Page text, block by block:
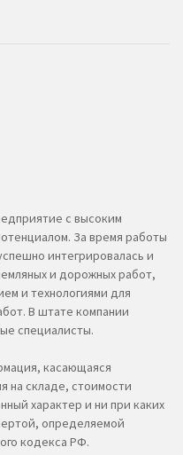
с высоким
За время работы
интегрировалась и
и дорожных работ,
и технологиями для
В штате компании
специалисты.
касающаяся
на складе, стоимости
характер и ни при каких
определяемой
кодекса РФ.